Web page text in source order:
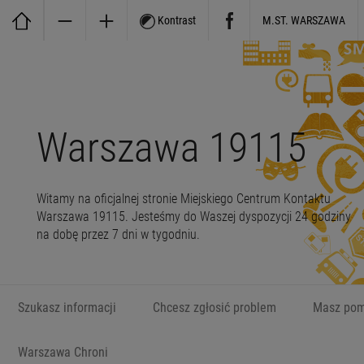
Kontrast M.ST. WARSZAWA
Warszawa 19115
Witamy na oficjalnej stronie Miejskiego Centrum Kontaktu
Warszawa 19115. Jesteśmy do Waszej dyspozycji 24 godziny
na dobę przez 7 dni w tygodniu.
Szukasz informacji Chcesz zgłosić problem Masz
Warszawa Chroni